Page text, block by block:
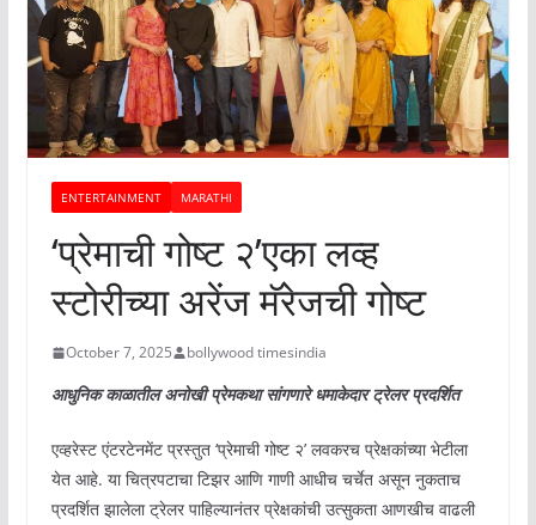
ENTERTAINMENT MARATHI
‘प्रेमाची गोष्ट २’एका लव्ह
स्टोरीच्या अरेंज मॅरेजची गोष्ट
October 7, 2025 bollywood timesindia
आधुनिक काळातील अनोखी प्रेमकथा सांगणारे धमाकेदार ट्रेलर प्रदर्शित
एव्हरेस्ट एंटरटेनमेंट प्रस्तुत ‘प्रेमाची गोष्ट २’ लवकरच प्रेक्षकांच्या भेटीला
येत आहे. या चित्रपटाचा टिझर आणि गाणी आधीच चर्चेत असून नुकताच
प्रदर्शित झालेला ट्रेलर पाहिल्यानंतर प्रेक्षकांची उत्सुकता आणखीच वाढली